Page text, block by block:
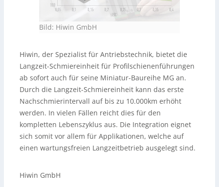
Bild: Hiwin GmbH
Hiwin, der Spezialist für Antriebstechnik, bietet die
Langzeit-Schmiereinheit für Profilschienenführungen
ab sofort auch für seine Miniatur-Baureihe MG an.
Durch die Langzeit-Schmiereinheit kann das erste
Nachschmierintervall auf bis zu 10.000km erhöht
werden. In vielen Fällen reicht dies für den
kompletten Lebenszyklus aus. Die Integration eignet
sich somit vor allem für Applikationen, welche auf
einen wartungsfreien Langzeitbetrieb ausgelegt sind.
Hiwin GmbH